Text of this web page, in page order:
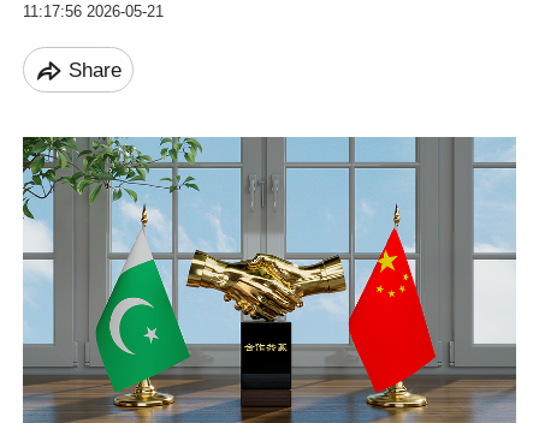
11:17:56 2026-05-21
Share